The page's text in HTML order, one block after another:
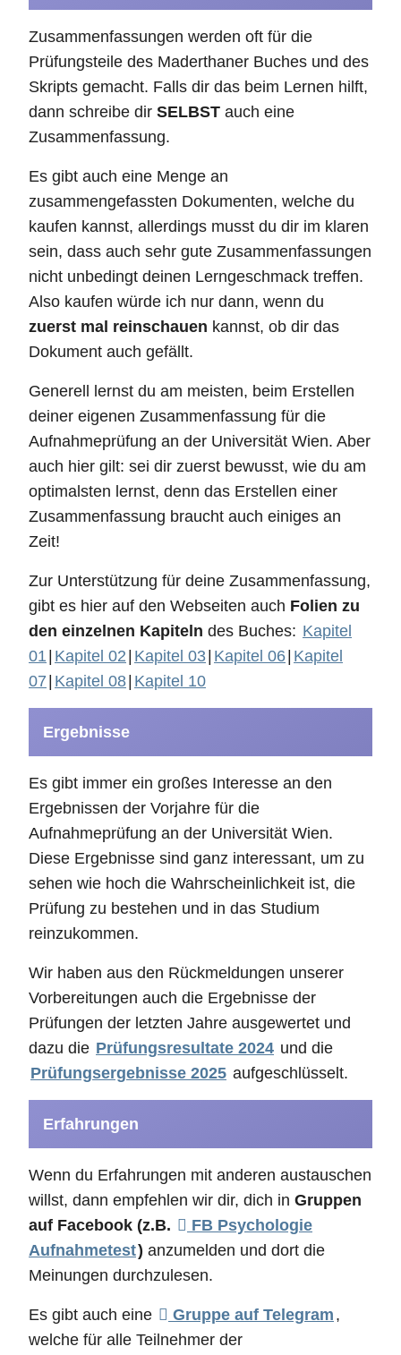
Zusammenfassungen werden oft für die
Prüfungsteile des Maderthaner Buches und des
Skripts gemacht. Falls dir das beim Lernen hilft,
dann schreibe dir SELBST auch eine
Zusammenfassung.
Es gibt auch eine Menge an
zusammengefassten Dokumenten, welche du
kaufen kannst, allerdings musst du dir im klaren
sein, dass auch sehr gute Zusammenfassungen
nicht unbedingt deinen Lerngeschmack treffen.
Also kaufen würde ich nur dann, wenn du
zuerst mal reinschauen kannst, ob dir das
Dokument auch gefällt.
Generell lernst du am meisten, beim Erstellen
deiner eigenen Zusammenfassung für die
Aufnahmeprüfung an der Universität Wien. Aber
auch hier gilt: sei dir zuerst bewusst, wie du am
optimalsten lernst, denn das Erstellen einer
Zusammenfassung braucht auch einiges an
Zeit!
Zur Unterstützung für deine Zusammenfassung,
gibt es hier auf den Webseiten auch Folien zu
den einzelnen Kapiteln des Buches: Kapitel
01 Kapitel 02 Kapitel 03 Kapitel 06 Kapitel
07 Kapitel 08 Kapitel 10
Ergebnisse
Es gibt immer ein großes Interesse an den
Ergebnissen der Vorjahre für die
Aufnahmeprüfung an der Universität Wien.
Diese Ergebnisse sind ganz interessant, um zu
sehen wie hoch die Wahrscheinlichkeit ist, die
Prüfung zu bestehen und in das Studium
reinzukommen.
Wir haben aus den Rückmeldungen unserer
Vorbereitungen auch die Ergebnisse der
Prüfungen der letzten Jahre ausgewertet und
dazu die Prüfungsresultate 2024 und die
Prüfungsergebnisse 2025 aufgeschlüsselt.
Erfahrungen
Wenn du Erfahrungen mit anderen austauschen
willst, dann empfehlen wir dir, dich in Gruppen
auf Facebook (z.B.
FB Psychologie
Aufnahmetest) anzumelden und dort die
Meinungen durchzulesen.
Es gibt auch eine Gruppe auf Telegram ,
welche für alle Teilnehmer der